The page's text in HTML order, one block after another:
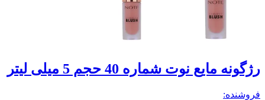
رژگونه مایع نوت شماره 40 حجم 5 میلی لیتر
فروشنده: